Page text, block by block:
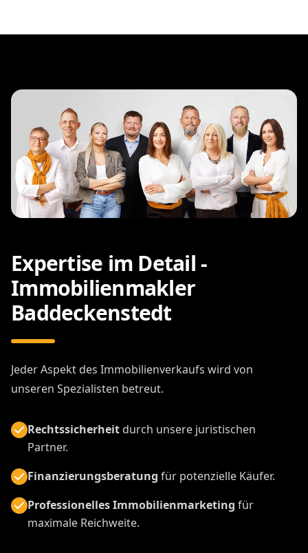
Expertise im Detail -
Immobilienmakler
Baddeckenstedt
Jeder Aspekt des Immobilienverkaufs wird von
unseren Spezialisten betreut.
Rechtssicherheitdurch unsere juristischen
Partner.
Finanzierungsberatung für potenzielle Käufer.
Professionelles Immobilienmarketing für
maximale Reichweite.